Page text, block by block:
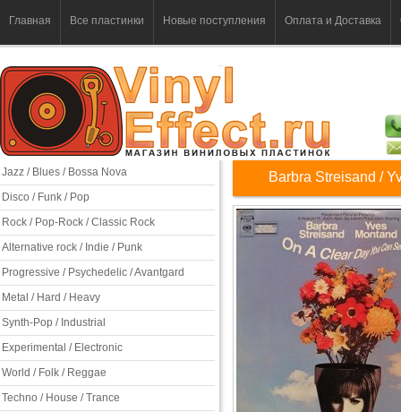
Главная Все пластинки Новые поступления Оплата и Доставка
Jazz / Blues / Bossa Nova
Disco / Funk / Pop
Rock / Pop-Rock / Classic Rock
Alternative rock / Indie / Punk
Progressive / Psychedelic / Avantgard
Metal / Hard / Heavy
Synth-Pop / Industrial
Experimental / Electronic
World / Folk / Reggae
Techno / House / Trance
Barbra Streisand /